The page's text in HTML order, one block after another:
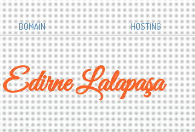
DOMAİN HOSTİNG
Lalapaşa